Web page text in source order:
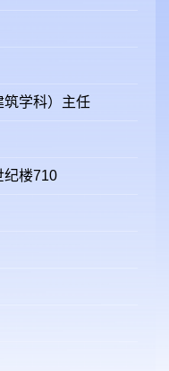
筑学科）主任
纪楼710